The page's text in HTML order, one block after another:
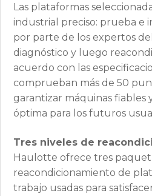
Las plataformas
industrial preciso: prueba e
por parte de los expertos
diagnóstico y luego
acuerdo con las
comprueban más de 50
garantizar máquinas fiables
óptima para los futuros
Tres niveles de
Haulotte ofrece tres
reacondicionamiento de
trabajo usadas para